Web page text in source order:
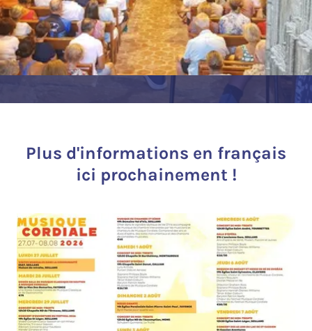
Plus d'informations en français
ici prochainement !